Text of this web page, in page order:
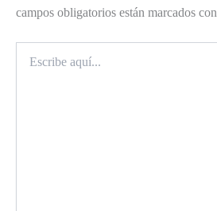
campos obligatorios están marcados con
aquí...